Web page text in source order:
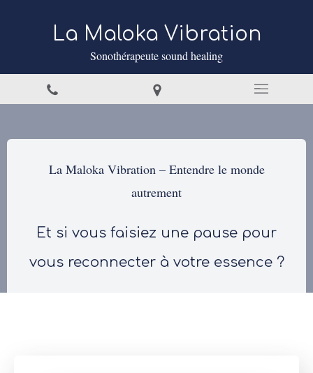
La Maloka Vibration
Sonothérapeute sound healing
La Maloka Vibration – Entendre le monde
autrement
Et si vous faisiez une pause pour
vous reconnecter à votre essence ?